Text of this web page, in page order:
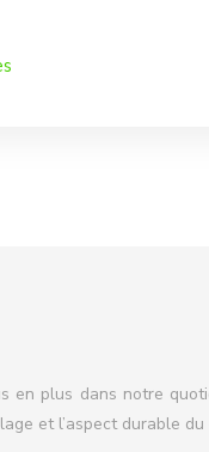
plus dans notre
et l’aspect durable du